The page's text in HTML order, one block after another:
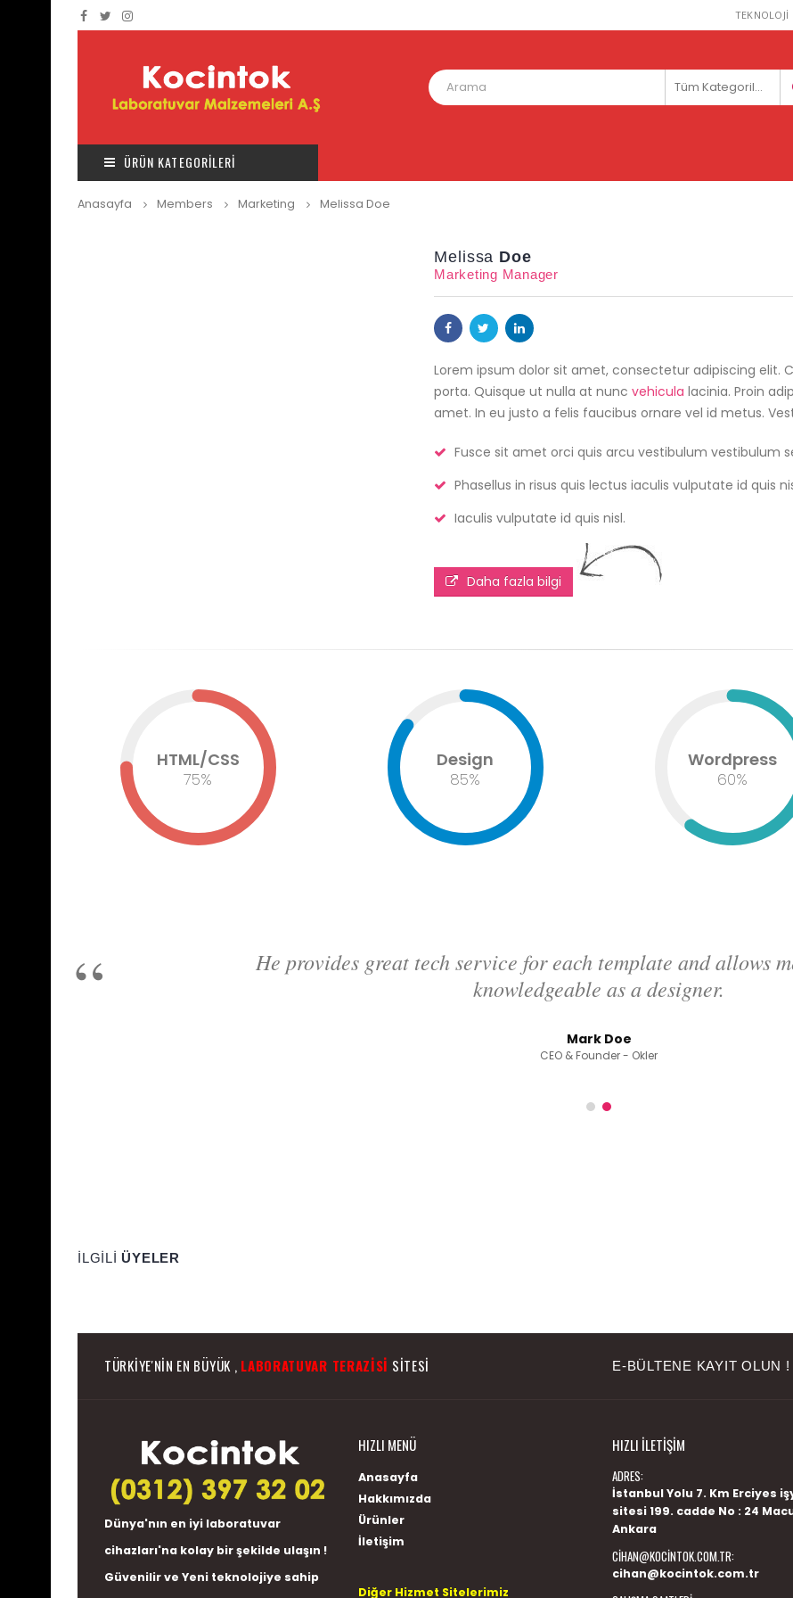
TEKNOLOJİ
Tüm Kategoriler
ÜRÜN KATEGORİLERİ
Anasayfa Members Marketing Melissa Doe
Melissa Doe
Marketing Manager
Lorem ipsum dolor sit amet, consectetur adipiscing elit.
porta. Quisque ut nulla at nunc vehicula lacinia. Proin
amet. In eu justo a felis faucibus ornare vel id metus.
Fusce sit amet orci quis arcu vestibulum vestibulum
Phasellus in risus quis lectus iaculis vulputate id quis
Iaculis vulputate id quis nisl.
Daha fazla bilgi
HTML/CSS
75%
Design
85%
Wordpress
60%
He provides great tech service for each template and allows
knowledgeable as a designer.
Mark Doe
CEO & Founder - Okler
İLGILI ÜYELER
TÜRKIYE'NIN EN BÜYÜK , LABORATUVAR TERAZISI SITESI E-BÜLTENE KAYIT OLUN !
Dünya'nın en iyi laboratuvar
cihazları'na kolay bir şekilde ulaşın !
Güvenilir ve Yeni teknolojiye sahip
HIZLI MENÜ
Anasayfa
Hakkımızda
Ürünler
İletişim
Diğer Hizmet Sitelerimiz
HIZLI İLETIŞIM
ADRES:
İstanbul Yolu 7. Km Erciyes
sitesi 199. cadde No : 24
Ankara
CIHAN@KOCINTOK.COM.TR:
cihan@kocintok.com.tr